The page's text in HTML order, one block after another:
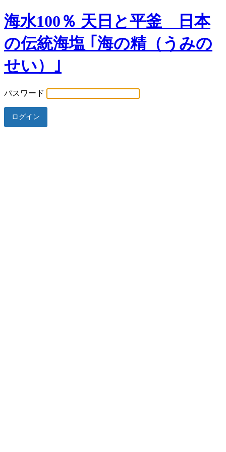
海水100％ 天日と平釜 日本
の伝統海塩 ｢海の精（うみの
せい）｣
パスワード